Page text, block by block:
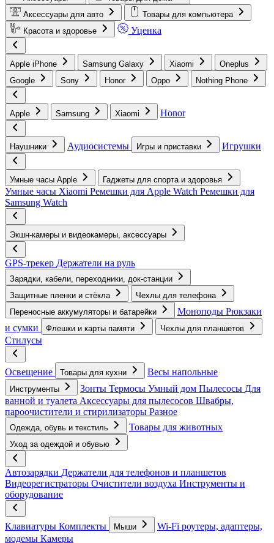
Аксессуары для авто
Товары для компьютера
Красота и здоровье
Уценка
Apple iPhone Samsung Galaxy Xiaomi
Oneplus
Google
Sony Honor Oppo Nothing Phone
Apple Samsung Xiaomi Honor
Наушники Аудиосистемы Игры и приставки Игрушки
Умные часы Apple Гаджеты для спорта и здоровья
Умные часы Xiaomi Ремешки для Apple Watch Ремешки для
Samsung Watch
Экшн-камеры и видеокамеры, аксессуары
GPS-трекер Держатели на руль
Зарядки, кабели, переходники, док-станции
Защитные пленки и стёкла
Чехлы для телефона
Переносные аккумуляторы и батарейки
Моноподы Рюкзаки
и сумки
Флешки и карты памяти Чехлы для планшетов
Стилусы
Освещение Товары для кухни Весы напольные
Инструменты Зонты Термосы Умный дом Пылесосы Для
ванной и туалета Аксессуары для пылесосов Швабры,
пароочистители и стирилизаторы Разное
Одежда, обувь и текстиль Товары для животных
Уход за одеждой и обувью
Автозарядки Держатели для телефонов и планшетов
Видеорегистраторы Очистители воздуха Инструменты и
оборудование
Клавиатуры Комплекты Мыши
Wi-Fi роутеры, адаптеры,
модемы Камеры